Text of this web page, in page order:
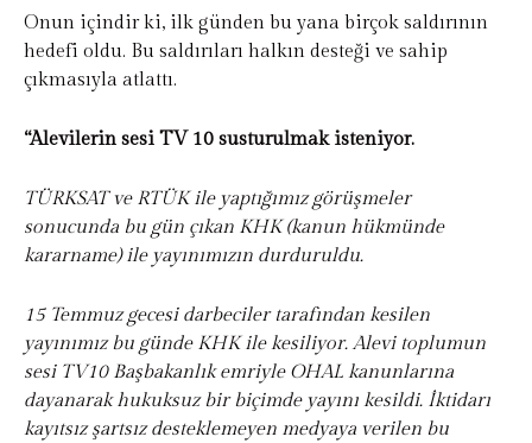
Onun içindir ki, ilk günden bu yana birçok saldırının
hedefi oldu. Bu saldırıları halkın desteği ve sahip
çıkmasıyla atlattı.
“Alevilerin sesi TV 10 susturulmak isteniyor.
TÜRKSAT ve RTÜK ile yaptığımız görüşmeler
sonucunda bu gün çıkan KHK (kanun hükmünde
kararname) ile yayınımızın durduruldu.
15 Temmuz gecesi darbeciler tarafından kesilen
yayınımız bu günde KHK ile kesiliyor. Alevi toplumun
sesi TV10 Başbakanlık emriyle OHAL kanunlarına
dayanarak hukuksuz bir biçimde yayını kesildi. İktidarı
kayıtsız şartsız desteklemeyen medyaya verilen bu